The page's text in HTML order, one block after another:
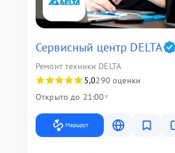
Сервисный центр DELTA
Ремонт техники DELTA
5,0290 оценки
Открыто до 21:00
Маршрут